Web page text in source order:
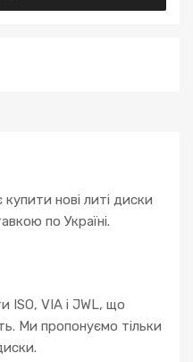
купити нові литі диски
по Україні.
ISO, VIA і JWL, що
Ми пропонуємо тільки